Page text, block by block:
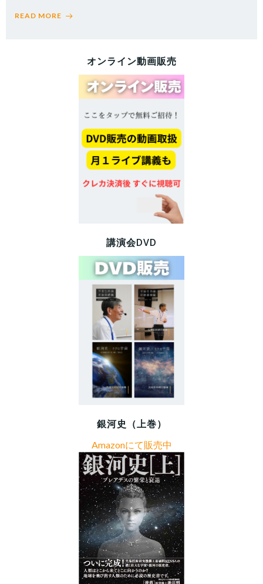
READ MORE
オンライン動画販売
講演会DVD
銀河史（上巻）
Amazonにて販売中